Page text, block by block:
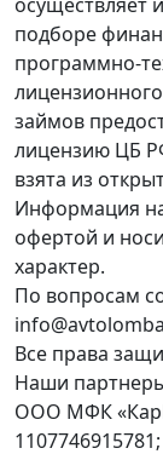
подборе
программно-
займов
лицензию ЦБ
взята из
Информация
офертой и
характер.
По вопросам
Все права
Наши
ООО МФК